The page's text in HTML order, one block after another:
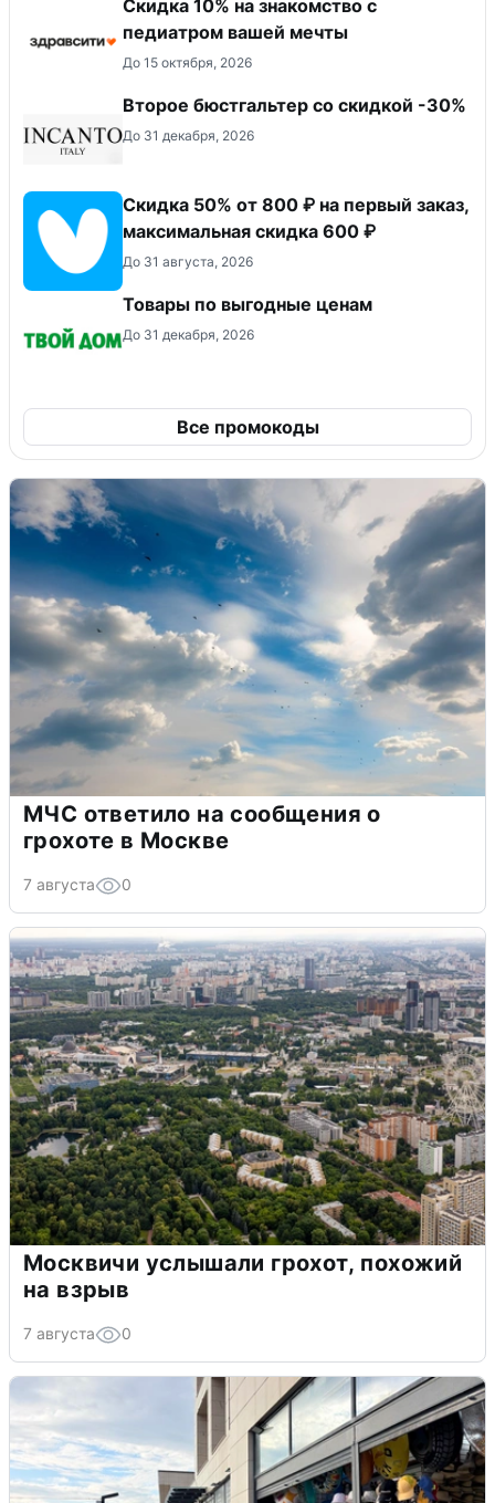
Скидка 10% на знакомство с
педиатром вашей мечты
До 15 октября, 2026
Второе бюстгальтер со скидкой -30%
До 31 декабря, 2026
Скидка 50% от 800 ₽ на первый заказ,
максимальная скидка 600 ₽
До 31 августа, 2026
Товары по выгодные ценам
До 31 декабря, 2026
Все промокоды
МЧС ответило на сообщения о
грохоте в Москве
7 августа 0
Москвичи услышали грохот, похожий
на взрыв
7 августа 0